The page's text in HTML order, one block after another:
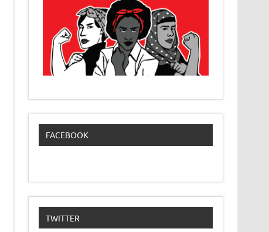
FACEBOOK
TWITTER